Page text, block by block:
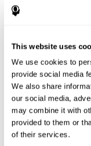
This website uses
We use cookies to
provide social media
We also share
our social media,
may combine it with
provided to them or
of their services.
Когда эти три важных
тренировки мозга
здоровых пожилых
скорость обработки
рассеянным
чтения у людей,
(дислексия), а также
людей, склонных к
Наука об обучении